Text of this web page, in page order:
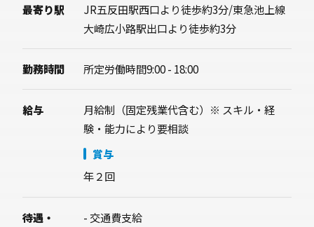
最寄り駅
JR五反田駅西口より徒歩約3分/東急池上線
大崎広小路駅出口より徒歩約3分
勤務時間 所定労働時間9:00 - 18:00
給与
月給制（固定残業代含む）※ スキル・経
験・能力により要相談
賞与
年２回
待遇・
- 交通費支給